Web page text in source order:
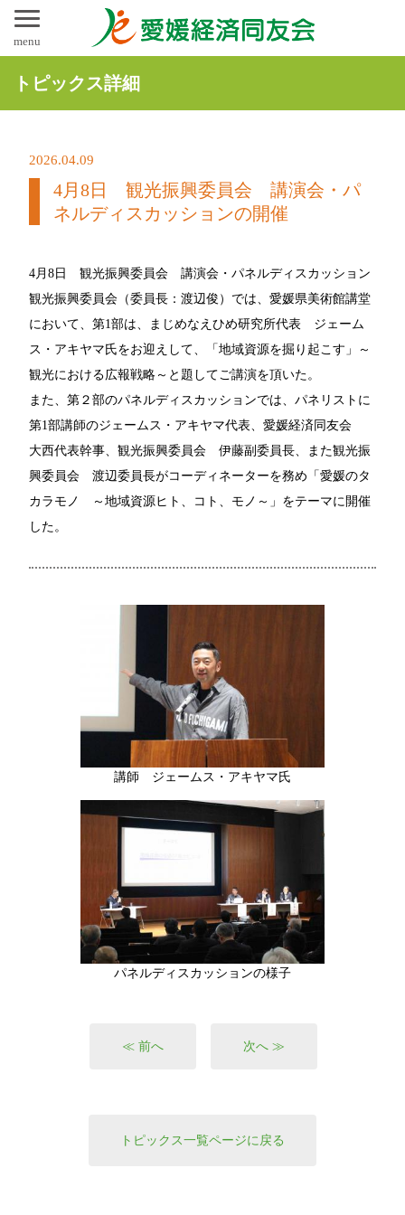
menu
トピックス詳細
2026.04.09
4月8日 観光振興委員会 講演会・パ
ネルディスカッションの開催
4月8日 観光振興委員会 講演会・パネルディスカッション
観光振興委員会（委員長：渡辺俊）では、愛媛県美術館講堂
において、第1部は、まじめなえひめ研究所代表 ジェーム
ス・アキヤマ氏をお迎えして、「地域資源を掘り起こす」～
観光における広報戦略～と題してご講演を頂いた。
また、第２部のパネルディスカッションでは、パネリストに
第1部講師のジェームス・アキヤマ代表、愛媛経済同友会
大西代表幹事、観光振興委員会 伊藤副委員長、また観光振
興委員会 渡辺委員長がコーディネーターを務め「愛媛のタ
カラモノ ～地域資源ヒト、コト、モノ～」をテーマに開催
した。
講師 ジェームス・アキヤマ氏
パネルディスカッションの様子
≪ 前へ 次へ ≫
トピックス一覧ページに戻る